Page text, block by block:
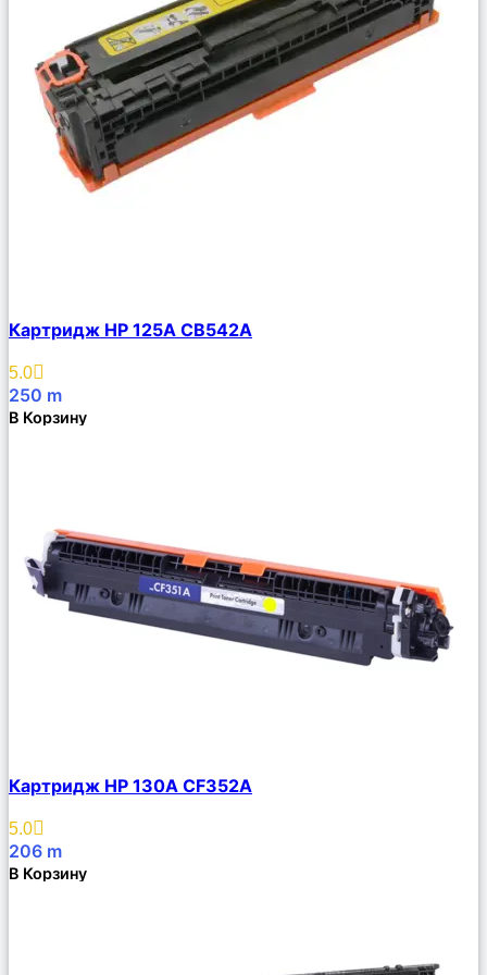
Описание
Избранное
Картридж HP 125A CB542A
5.0
250 m
В Корзину
Описание
Избранное
Картридж HP 130A CF352A
5.0
206 m
В Корзину